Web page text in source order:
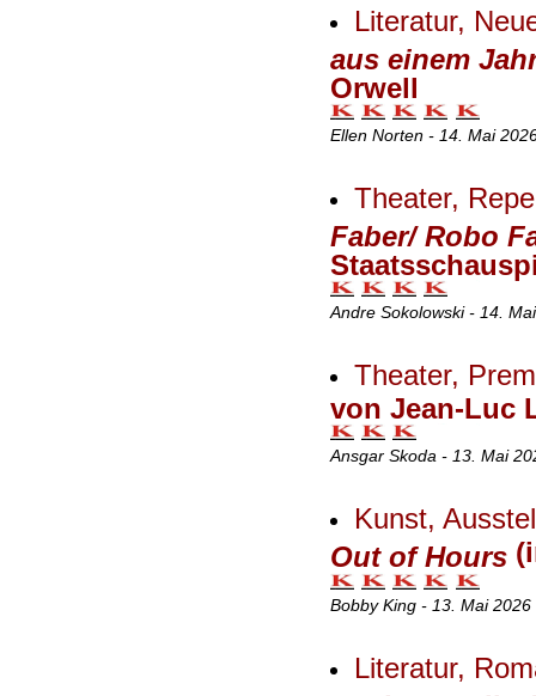
Literatur,
aus einem
Orwell
Ellen Norten - 14. Mai
Theater,
Faber/ Robo
Andre Sokolowski - 14.
Theater,
von Jean-Luc
Ansgar Skoda - 13. Mai
Kunst,
Out of Hours
Bobby King - 13. Mai
Literatur,